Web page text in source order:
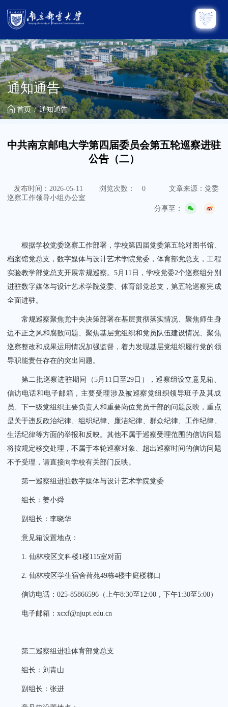
关闭
通知通告
首页 通知通告
中共南京邮电大学第四届委员会第五轮巡察进驻
公告（二）
发布时间：2026-05-11 浏览次数： 0
文章来源：党委
巡察工作领导小组办公室
分享至：
根据学校党委巡察工作部署，学校第四届党委第五轮对图书馆、
档案馆党总支，数字媒体与设计艺术学院党委，体育部党总支，工程
实验教学部党总支开展常规巡察。5月11日，学校党委2个巡察组分别
进驻数字媒体与设计艺术学院党委、体育部党总支，第五轮巡察完成
全面进驻。
常规巡察聚焦党中央决策部署在基层贯彻落实情况、聚焦师生身
边不正之风和腐败问题、聚焦基层党组织和党员队伍建设情况、聚焦
巡察整改和成果运用情况加强监督，着力发现基层党组织履行党的领
导职能责任存在的突出问题。
第二批巡察进驻期间（5月11日至29日），巡察组设立意见箱、
信访电话和电子邮箱，主要受理涉及被巡察党组织领导班子及其成
员、下一级党组织主要负责人和重要岗位党员干部的问题反映，重点
是关于违反政治纪律、组织纪律、廉洁纪律、群众纪律、工作纪律、
生活纪律等方面的举报和反映。其他不属于巡察受理范围的信访问题
将按规定移交处理，不属于本轮巡察对象、超出巡察时间的信访问题
不予受理，请直接向学校有关部门反映。
第一巡察组进驻数字媒体与设计艺术学院党委
组长：姜小舜
副组长：李晓华
意见箱设置地点：
1. 仙林校区文科楼1楼115室对面
2. 仙林校区学生宿舍荷苑49栋4楼中庭楼梯口
信访电话：025-85866596（上午8:30至12:00，下午1:30至5:00）
电子邮箱：xcxf@njupt.edu.cn
第二巡察组进驻体育部党总支
组长：刘青山
副组长：张进